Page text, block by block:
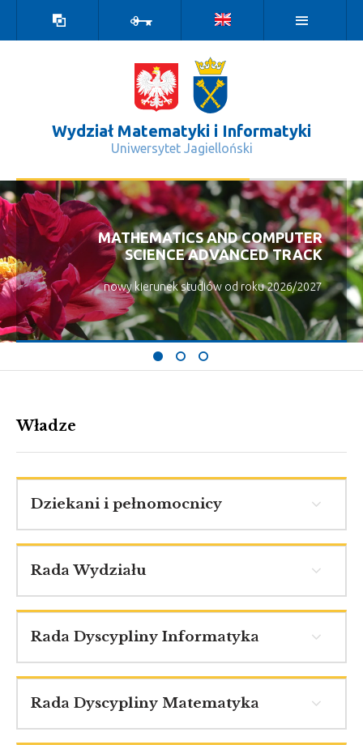
kontrastowa
Wydział Matematyki i Informatyki
Uniwersytet Jagielloński
Władze - Wydział Matematyki i
MATHEMATICS AND COMPUTER
SCIENCE ADVANCED TRACK
nowy kierunek studiów od roku 2026/2027
Władze
Dziekani i pełnomocnicy
Rada Wydziału
Rada Dyscypliny Informatyka
Rada Dyscypliny Matematyka